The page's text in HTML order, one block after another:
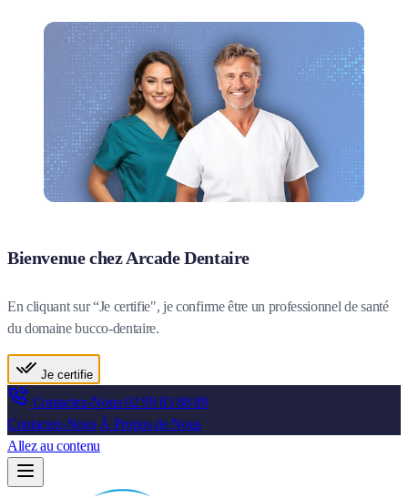
Bienvenue chez Arcade Dentaire
En cliquant sur “Je certifie", je confirme être un professionnel de santé
du domaine bucco-dentaire.
Je certifie
Contactez-Nous02 99 83 88 89
Contactez-Nous À Propos de Nous
Allez au contenu